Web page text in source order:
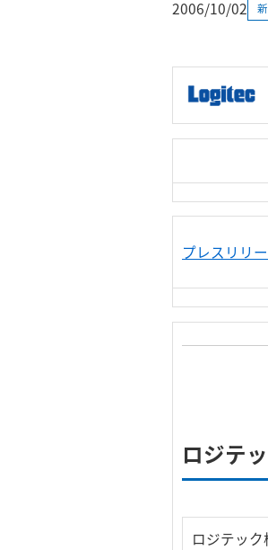
2006/10/02
プレスリリ
ロジテ
ロジテッ